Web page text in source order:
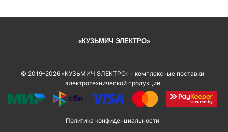
«КУЗЬМИЧ ЭЛЕКТРО»
© 2019–2026 «КУЗЬМИЧ ЭЛЕКТРО» - комплексные поставки
электротехнической продукции
Политика конфиденциальности